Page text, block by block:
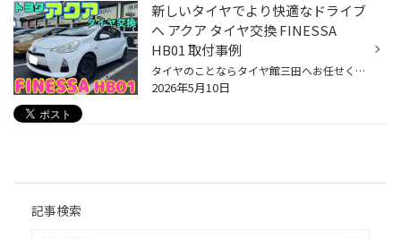
新しいタイヤでより快適なドライブ
へ アクア タイヤ交換 FINESSA
HB01 取付事例
タイヤのことならタイヤ館三田へお任せください いつもタイヤ館三田をご利用いただき、ありがとうございます。 本日は、トヨタ・アクアのタイヤ交換作業をご紹介いたします。 今回装着したタイヤはこちら 今回お選びいただいたのは、新ブランド「FINESSA（フィネッサ）」 その第一弾モデルとなるFIN...
2026年5月10日
記事検索